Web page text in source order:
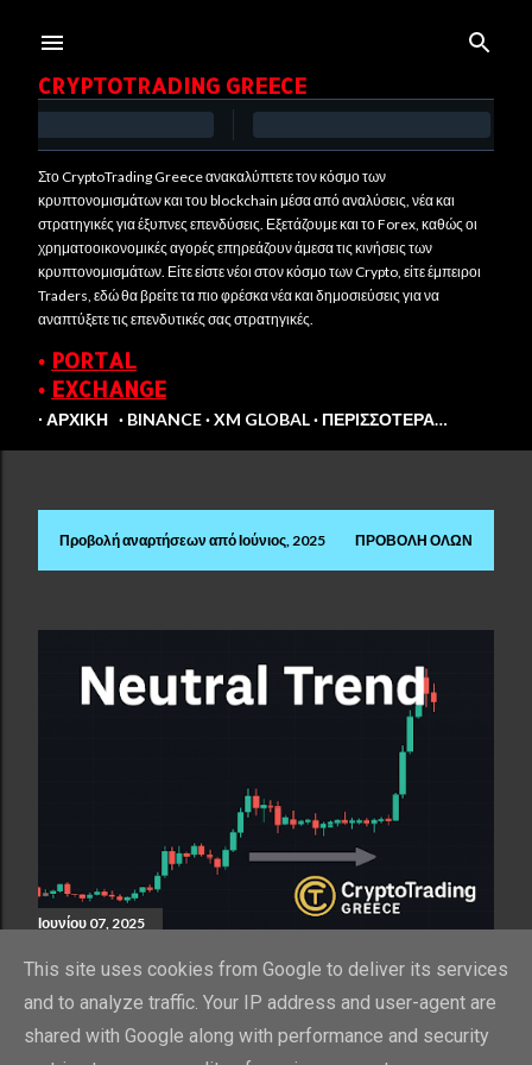
CRYPTOTRADING GREECE
Στο CryptoTrading Greece ανακαλύπτετε τον κόσμο των
κρυπτονομισμάτων και του blockchain μέσα από αναλύσεις, νέα και
στρατηγικές για έξυπνες επενδύσεις. Εξετάζουμε και το Forex, καθώς οι
χρηματοοικονομικές αγορές επηρεάζουν άμεσα τις κινήσεις των
κρυπτονομισμάτων. Είτε είστε νέοι στον κόσμο των Crypto, είτε έμπειροι
Traders, εδώ θα βρείτε τα πιο φρέσκα νέα και δημοσιεύσεις για να
αναπτύξετε τις επενδυτικές σας στρατηγικές.
• PORTAL
• EXCHANGE
∙ ΑΡΧΙΚΉ BINANCE XM GLOBAL ΠΕΡΙΣΣΌΤΕΡΑ…
Α
ι
ς
Προβολή αναρτήσεων από Ιούνιος, 2025 ΠΡΟΒΟΛΉ ΌΛΩΝ
Ιουνίου 07, 2025
ΑΛΛΆ ΜΕΤΈΠΕΙΤΑ ΟΥΔΕΤΕΡΌΤΗΤΑ
Κοινή χρήση
This site uses cookies from Google to deliver its services
and to analyze traffic. Your IP address and user-agent are
shared with Google along with performance and security